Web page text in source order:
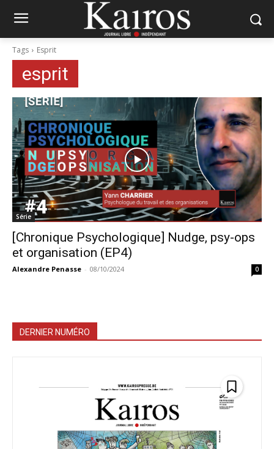
Tags Esprit
esprit
Série
[Chronique Psychologique] Nudge, psy-ops
et organisation (EP4)
Alexandre Penasse - 08/10/2024 0
DERNIER NUMÉRO